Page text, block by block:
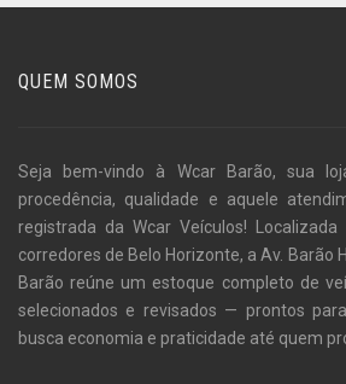
QUEM SOMOS
Seja bem-vindo à Wcar Barão, sua
procedência, qualidade e aquele
registrada da Wcar Veículos!
corredores de Belo Horizonte, a Av. Barão
Barão reúne um estoque completo de
selecionados e revisados — prontos
busca economia e praticidade até quem